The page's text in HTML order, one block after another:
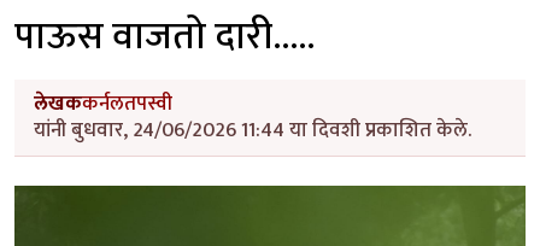
पाऊस वाजतो दारी.....
लेखककर्नलतपस्वी
यांनी बुधवार, 24/06/2026 11:44 या दिवशी प्रकाशित केले.